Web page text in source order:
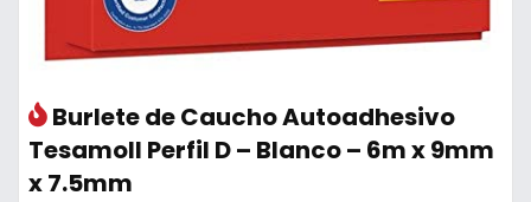
Burlete de Caucho Autoadhesivo
Tesamoll Perfil D – Blanco – 6m x 9mm
x 7.5mm